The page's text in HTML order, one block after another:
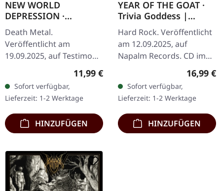
NEW WORLD
DEPRESSION ·
Abysmal Void | CD
Death Metal.
Veröffentlicht am
19.09.2025, auf Testimony
Records. CD im Jewelcase
mit 8-seitigem Booklet.
New World Depression
liefern mit "Abysmal…
Regulärer Preis:
11,99 €
Sofort verfügbar,
Lieferzeit: 1-2 Werktage
HINZUFÜGEN
YEAR OF THE GOAT ·
Trivia Goddess |
DIGIPAK CD
Hard Rock. Veröffentlicht
am 12.09.2025, auf
Napalm Records. CD im
Digipak. Nach sechs
Erwartung kehren die
schwedischen…
16,99 €
Sofort verfügbar,
Lieferzeit: 1-2 Werktage
HINZUFÜGEN